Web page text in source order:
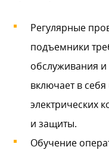
Регулярные
подъемники
обслуживания и
включает в
электрических
и защиты.
Обучение